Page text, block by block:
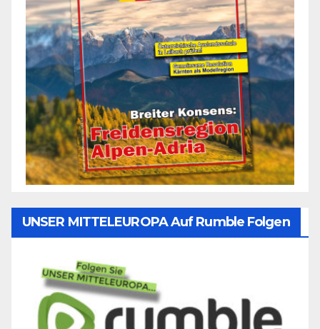
UNSER MITTELEUROPA Auf Rumble Folgen